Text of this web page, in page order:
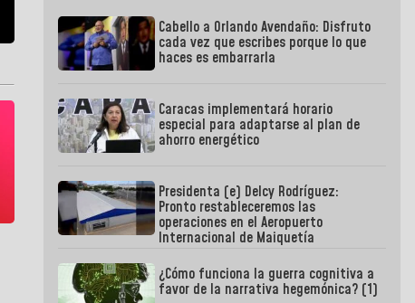
Cabello a Orlando Avendaño: Disfruto
cada vez que escribes porque lo que
haces es embarrarla
Caracas implementará horario
especial para adaptarse al plan de
ahorro energético
Presidenta (e) Delcy Rodríguez:
Pronto restableceremos las
operaciones en el Aeropuerto
Internacional de Maiquetía
¿Cómo funciona la guerra cognitiva a
favor de la narrativa hegemónica? (1)